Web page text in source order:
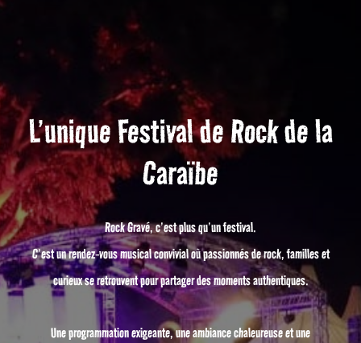
L’unique Festival de Rock de la
Caraïbe
Rock Gravé, c’est plus qu’un festival.
C’est un rendez-vous musical convivial où passionnés de rock, familles et
curieux se retrouvent pour partager des moments authentiques.
Une programmation exigeante, une ambiance chaleureuse et une